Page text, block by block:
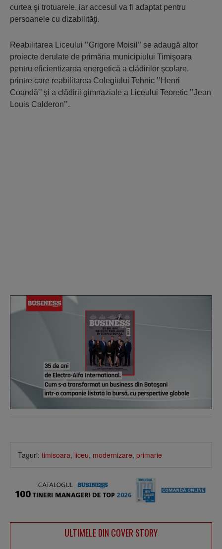
curtea şi trotuarele, iar accesul va fi adaptat pentru
persoanele cu dizabilităţi.
Reabilitarea Liceului ’’Grigore Moisil’’ se adaugă altor
proiecte derulate de primăria municipiului Timişoara
pentru eficientizarea energetică a clădirilor şcolare,
printre care reabilitarea Colegiului Tehnic ’’Henri
Coandă’’ şi a clădirii gimnaziale a Liceului Teoretic ’’Jean
Louis Calderon’’.
Taguri: timisoara, liceu, modernizare, primarie
ULTIMELE DIN COVER STORY